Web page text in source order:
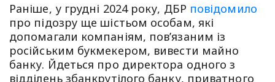
Раніше, у грудні 2024 року, ДБР повідомило
про підозру ще шістьом особам, які
допомагали компаніям, пов’язаним із
російським букмекером, вивести майно
банку. Йдеться про директора одного з
відділень збанкрутілого банку, приватного